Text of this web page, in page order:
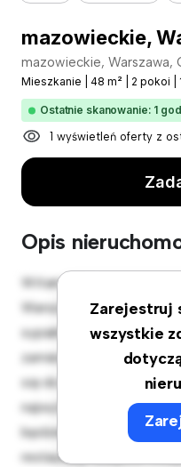
mazowieckie,
mazowieckie, Warszawa,
Mieszkanie 48 m² 2 pokoi
Ostatnie skanowanie: 1
1 wyświetleń oferty z
Opis
Zarejestruj
wszystkie
Witamy w Twojej nowej
Warszawa, Obrzeżna!
sypialniami oferuje
zamieszkania. Otwarta
się do rozrywki, a
najwyższej jakości
będziesz zaledwie kilka
restauracji, sklepów i